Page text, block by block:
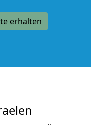
erhalten